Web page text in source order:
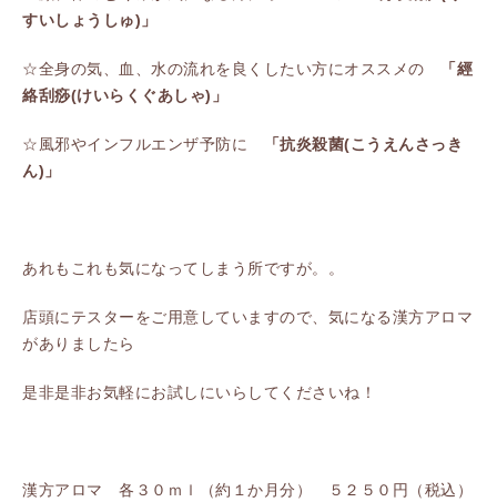
すいしょうしゅ) 」
☆全身の気、血、水の流れを良くしたい方にオススメの 「經
絡刮痧(けいらくぐあしゃ)」
☆風邪やインフルエンザ予防に 「抗炎殺菌(こうえんさっき
ん)」
あれもこれも気になってしまう所ですが。。
店頭にテスターをご用意していますので、気になる漢方アロマ
がありましたら
是非是非お気軽にお試しにいらしてくださいね！
漢方アロマ 各３０ｍｌ（約１か月分） ５２５０円（税込）